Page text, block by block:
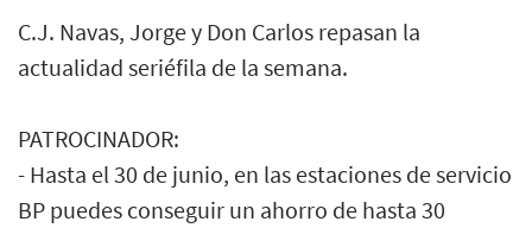
C.J. Navas, Jorge y Don Carlos repasan la
actualidad seriéfila de la semana.
PATROCINADOR:
- Hasta el 30 de junio, en las estaciones de servicio
BP puedes conseguir un ahorro de hasta 30